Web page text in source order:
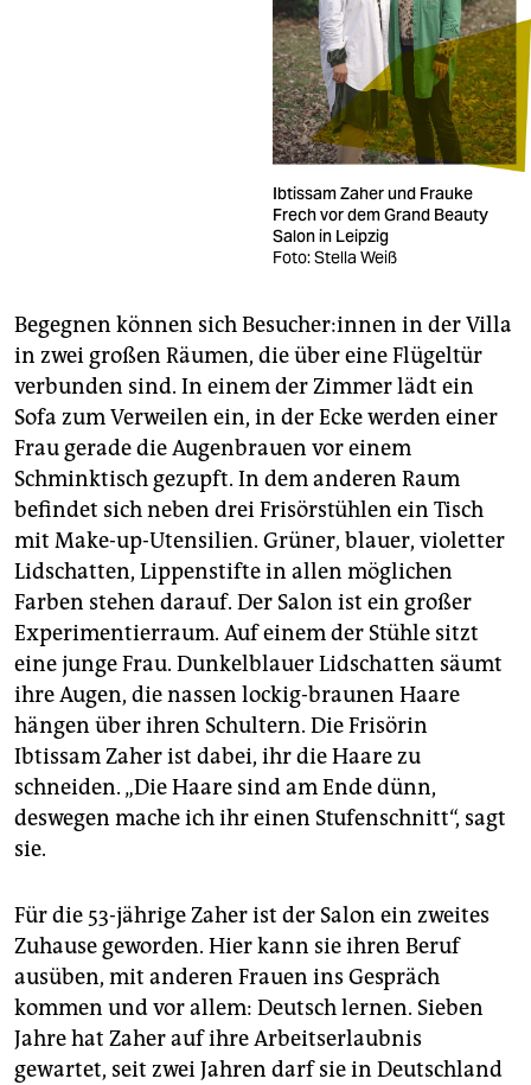
Ibtissam Zaher und Frauke
Frech vor dem Grand Beauty
Salon in Leipzig
Foto: Stella Weiß
Begegnen können sich Be­su­che­r:in­nen in der Villa
in zwei großen Räumen, die über eine Flügeltür
verbunden sind. In einem der Zimmer lädt ein
Sofa zum Verweilen ein, in der Ecke werden einer
Frau gerade die Augenbrauen vor einem
Schminktisch gezupft. In dem anderen Raum
befindet sich neben drei Frisörstühlen ein Tisch
mit Make-up-Utensilien. Grüner, blauer, violetter
Lidschatten, Lippenstifte in allen möglichen
Farben stehen darauf. Der Salon ist ein großer
Experimentierraum. Auf einem der Stühle sitzt
eine junge Frau. Dunkelblauer Lidschatten säumt
ihre Augen, die nassen lockig-braunen Haare
hängen über ihren Schultern. Die Frisörin
Ibtissam Zaher ist dabei, ihr die Haare zu
schneiden. „Die Haare sind am Ende dünn,
deswegen mache ich ihr einen Stufenschnitt“, sagt
sie.
Für die 53-jährige Zaher ist der Salon ein zweites
Zuhause geworden. Hier kann sie ihren Beruf
ausüben, mit anderen Frauen ins Gespräch
kommen und vor allem: Deutsch lernen. Sieben
Jahre hat Zaher auf ihre Arbeitserlaubnis
gewartet, seit zwei Jahren darf sie in Deutschland